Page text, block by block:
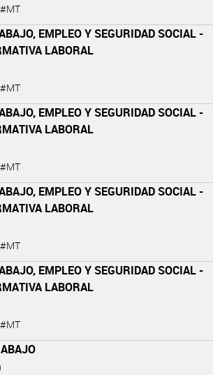
EMPLEO Y SEGURIDAD SOCIAL -
LABORAL
EMPLEO Y SEGURIDAD SOCIAL -
LABORAL
EMPLEO Y SEGURIDAD SOCIAL -
LABORAL
EMPLEO Y SEGURIDAD SOCIAL -
LABORAL